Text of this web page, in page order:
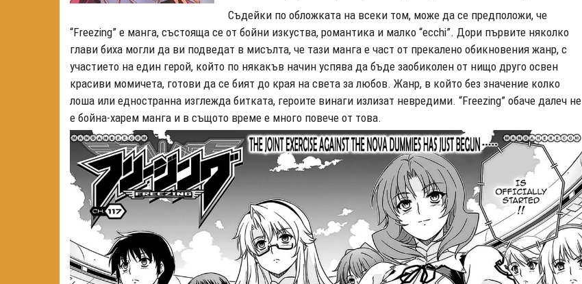
Съдейки по обложката на всеки том, може да се предположи, че
“Freezing” е манга, състояща се от бойни изкуства, романтика и малко “ecchi”. Дори първите няколко
глави биха могли да ви подведат в мисълта, че тази манга е част от прекалено обикновения жанр, с
участието на един герой, който по някакъв начин успява да бъде заобиколен от нищо друго освен
красиви момичета, готови да се бият до края на света за любов. Жанр, в който без значение колко
лоша или едностранна изглежда битката, героите винаги излизат невредими. “Freezing” обаче далеч не
е бойна-харем манга и в същото време е много повече от това.